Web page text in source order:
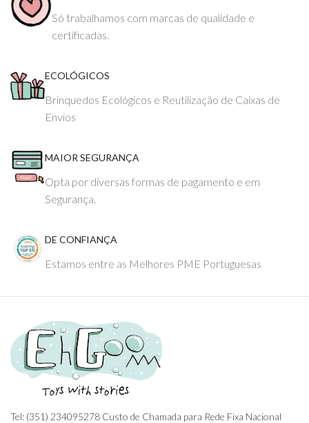
Só trabalhamos com marcas de qualidade e
certificadas.
ECOLÓGICOS
Brinquedos Ecológicos e Reutilização de Caixas de
Envios
MAIOR SEGURANÇA
Opta por diversas formas de pagamento e em
Segurança.
DE CONFIANÇA
Estamos entre as Melhores PME Portuguesas
Tel: (351) 234095278 Custo de Chamada para Rede Fixa Nacional